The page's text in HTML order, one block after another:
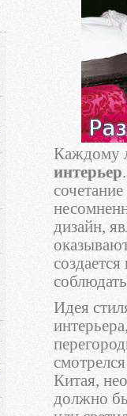
Каждому
интерьер
дизайн,
Идея
Китая,
должно